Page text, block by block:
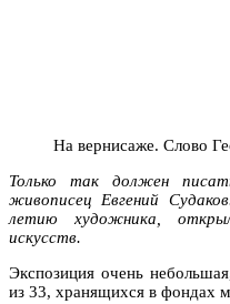
На вернисаже. Слово
Только так должен
живописец Евгений
летию художника,
искусств.
Экспозиция очень
из 33, хранящихся в фондах